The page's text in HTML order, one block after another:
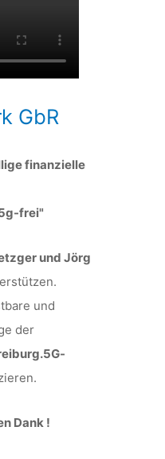
GbR
finanzielle
frei"
und Jörg
und
der
Dank !